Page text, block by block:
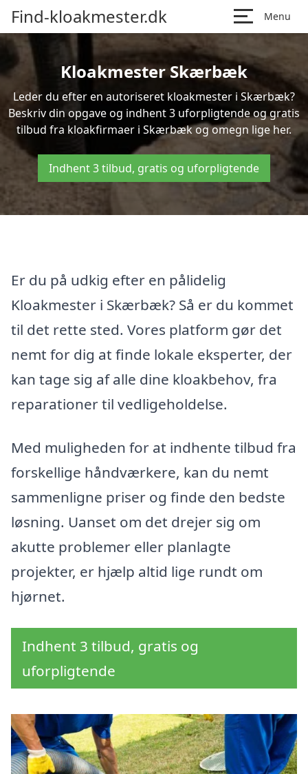
Find-kloakmester.dk Menu
Kloakmester Skærbæk
Leder du efter en autoriseret kloakmester i Skærbæk?
Beskriv din opgave og indhent 3 uforpligtende og gratis
tilbud fra kloakfirmaer i Skærbæk og omegn lige her.
Indhent 3 tilbud, gratis og uforpligtende
Er du på udkig efter en pålidelig
Kloakmester i Skærbæk? Så er du kommet
til det rette sted. Vores platform gør det
nemt for dig at finde lokale eksperter, der
kan tage sig af alle dine kloakbehov, fra
reparationer til vedligeholdelse.
Med muligheden for at indhente tilbud fra
forskellige håndværkere, kan du nemt
sammenligne priser og finde den bedste
løsning. Uanset om det drejer sig om
akutte problemer eller planlagte
projekter, er hjælp altid lige rundt om
hjørnet.
Indhent 3 tilbud, gratis og
uforpligtende